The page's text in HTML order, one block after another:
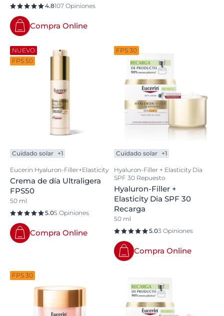
4.8107 Opiniones
Compra Online
NUEVO
FPS 50
Cuidado solar +1
Eucerin Hyaluron-Filler+Elasticity
Crema de día Ultraligera
FPS50
50 ml
5.05 Opiniones
Compra Online
FPS 30
Cuidado solar +1
Hyaluron-Filler + Elasticity Dia
SPF 30 Repuesto
Hyaluron-Filler +
Elasticity Dia SPF 30
Recarga
50 ml
5.03 Opiniones
Compra Online
FPS 30